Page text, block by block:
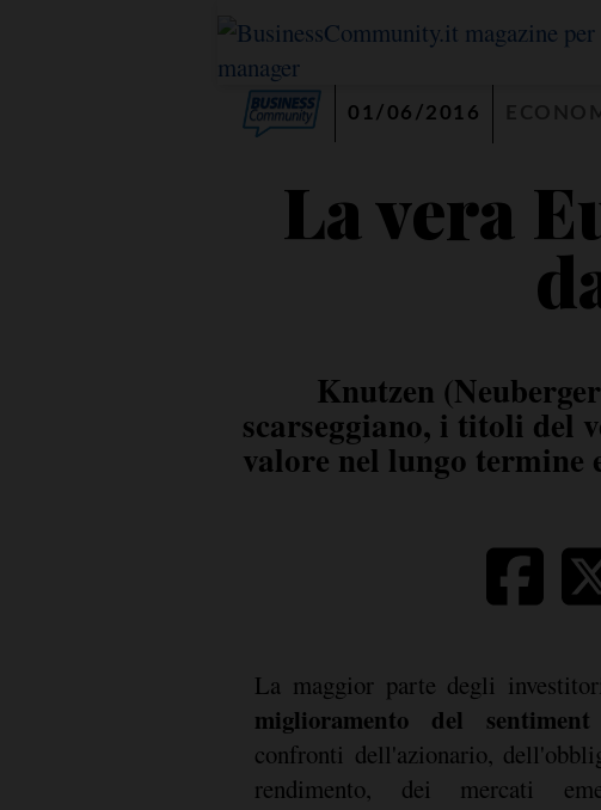
01/06/2016
La vera
Knutzen
scarseggiano, i titoli del
valore nel lungo termine
La maggior parte degli
miglioramento del
confronti dell'azionario,
rendimento, dei mercati